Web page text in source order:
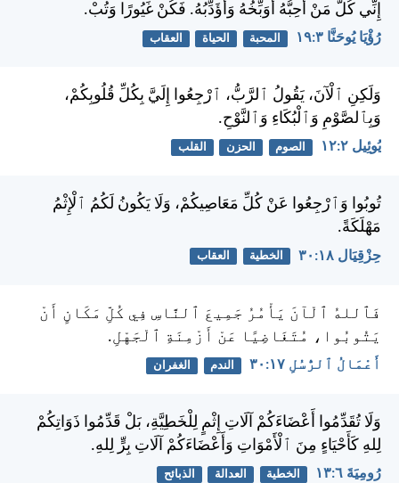
إِنِّي كُلُّ مَنْ أُحِبُّهُ أُوَبِّخُهُ وَأُؤَدِّبُهُ. فَكُنْ غَيُورًا وَتُبْ.
رُؤْيَا يُوحَنَّا ٣:‏١٩ المحبة الحياة العقاب
وَلَكِنِ ٱلْآنَ، يَقُولُ ٱلرَّبُّ، ٱرْجِعُوا إِلَيَّ بِكُلِّ قُلُوبِكُمْ،
وَبِٱلصَّوْمِ وَٱلْبُكَاءِ وَٱلنَّوْحِ.
يُوئِيل ٢:‏١٢ الصوم الحزن القلب
تُوبُوا وَٱرْجِعُوا عَنْ كُلِّ مَعَاصِيكُمْ، وَلَا يَكُونُ لَكُمُ ٱلْإِثْمُ
مَهْلَكَةً.
حِزْقِيَال ١٨:‏٣٠ الخطية العقاب
فَٱللهُ ٱلْآنَ يَأْمُرُ جَمِيعَ ٱلنَّاسِ فِي كُلِّ مَكَانٍ أَنْ
يَتُوبُوا، مُتَغَاضِيًا عَنْ أَزْمِنَةِ ٱلْجَهْلِ.
أَعْمَالُ ٱلرُّسُلِ ١٧:‏٣٠ الندم الغفران
وَلَا تُقَدِّمُوا أَعْضَاءَكُمْ آلَاتِ إِثْمٍ لِلْخَطِيَّةِ، بَلْ قَدِّمُوا ذَوَاتِكُمْ
لِلهِ كَأَحْيَاءٍ مِنَ ٱلْأَمْوَاتِ وَأَعْضَاءَكُمْ آلَاتِ بِرٍّ لِلهِ.
رُومِيَةَ ٦:‏١٣ الخطية العدالة الذبائح